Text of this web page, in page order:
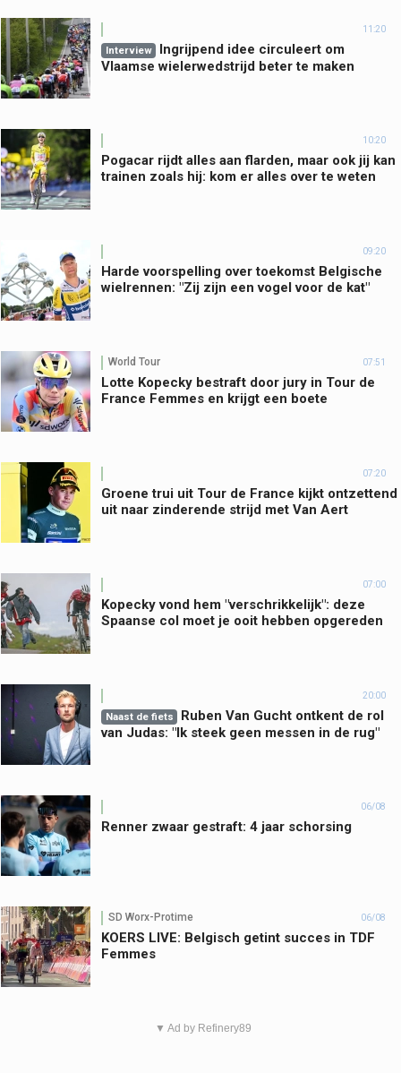
11:20
Interview
Ingrijpend idee circuleert om
Vlaamse wielerwedstrijd beter te maken
10:20
Pogacar rijdt alles aan flarden, maar ook jij kan
trainen zoals hij: kom er alles over te weten
09:20
Harde voorspelling over toekomst Belgische
wielrennen: "Zij zijn een vogel voor de kat"
World Tour 07:51
Lotte Kopecky bestraft door jury in Tour de
France Femmes en krijgt een boete
07:20
Groene trui uit Tour de France kijkt ontzettend
uit naar zinderende strijd met Van Aert
07:00
Kopecky vond hem "verschrikkelijk": deze
Spaanse col moet je ooit hebben opgereden
20:00
Naast de fiets
Ruben Van Gucht ontkent de rol
van Judas: "Ik steek geen messen in de rug"
06/08
Renner zwaar gestraft: 4 jaar schorsing
SD Worx-Protime 06/08
KOERS LIVE: Belgisch getint succes in TDF
Femmes
▼ Ad by Refinery89